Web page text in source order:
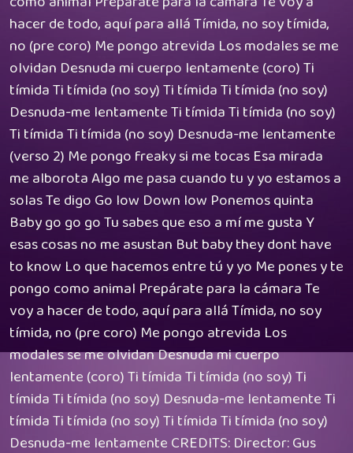
hacer de todo, aquí para allá Tímida, no soy tímida,
no (pre coro) Me pongo atrevida Los modales se me
olvidan Desnuda mi cuerpo lentamente (coro) Ti
tímida Ti tímida (no soy) Ti tímida Ti tímida (no soy)
Desnuda-me lentamente Ti tímida Ti tímida (no soy)
Ti tímida Ti tímida (no soy) Desnuda-me lentamente
(verso 2) Me pongo freaky si me tocas Esa mirada
me alborota Algo me pasa cuando tu y yo estamos a
solas Te digo Go low Down low Ponemos quinta
Baby go go go Tu sabes que eso a mí me gusta Y
esas cosas no me asustan But baby they dont have
to know Lo que hacemos entre tú y yo Me pones y te
pongo como animal Prepárate para la cámara Te
voy a hacer de todo, aquí para allá Tímida, no soy
tímida, no (pre coro) Me pongo atrevida Los
modales se me olvidan Desnuda mi cuerpo
lentamente (coro) Ti tímida Ti tímida (no soy) Ti
tímida Ti tímida (no soy) Desnuda-me lentamente Ti
tímida Ti tímida (no soy) Ti tímida Ti tímida (no soy)
Desnuda-me lentamente CREDITS: Director: Gus